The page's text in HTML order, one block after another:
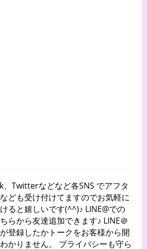
、Twitterなどなど各SNS でアフタ
ども受け付けてますのでお気軽に
ると嬉しいです(^^)♪ LINE@での
らから友達追加できます♪ LINE＠
登録したかトークをお客様から開
かりません。 プライバシーも守ら